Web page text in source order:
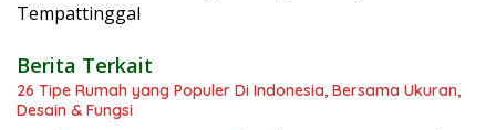
Tempattinggal
Berita Terkait
26 Tipe Rumah yang Populer Di Indonesia, Bersama Ukuran,
Desain & Fungsi